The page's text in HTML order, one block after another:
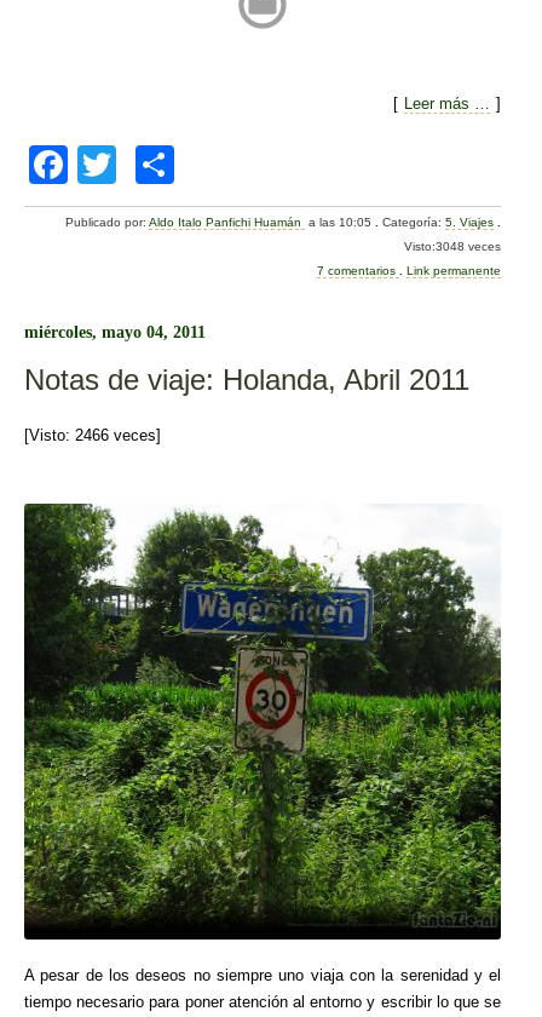
[ Leer más … ]
F
a
b
o
k
wi
tt
o
m
ar
tir
Publicado por:Aldo Italo Panfichi Huamán a las 10:05 .Categoría:5. Viajes
Visto:3048 veces
7 comentarios
Link permanente
miércoles, mayo 04, 2011
Notas de viaje: Holanda, Abril 2011
[Visto: 2466 veces]
A pesar de los deseos no siempre uno viaja con la serenidad y el
tiempo necesario para poner atención al entorno y escribir lo que se